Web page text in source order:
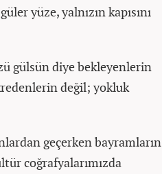
yüze, yalnızın kapısını
gülsün diye bekleyenlerin
değil; yokluk
geçerken bayramların
coğrafyalarımızda